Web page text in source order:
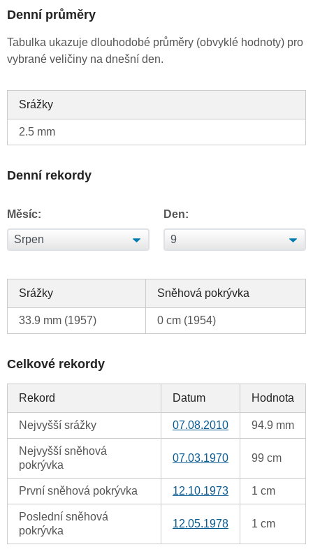
Denní průměry
Tabulka ukazuje dlouhodobé průměry (obvyklé hodnoty) pro
vybrané veličiny na dnešní den.
Srážky
2.5 mm
Denní rekordy
Měsíc: Den:
Srážky Sněhová pokrývka
33.9 mm (1957) 0 cm (1954)
Celkové rekordy
Rekord Datum Hodnota
Nejvyšší srážky 07.08.2010 94.9 mm
Nejvyšší sněhová
pokrývka
07.03.1970 99 cm
První sněhová pokrývka 12.10.1973 1 cm
Poslední sněhová
pokrývka
12.05.1978 1 cm